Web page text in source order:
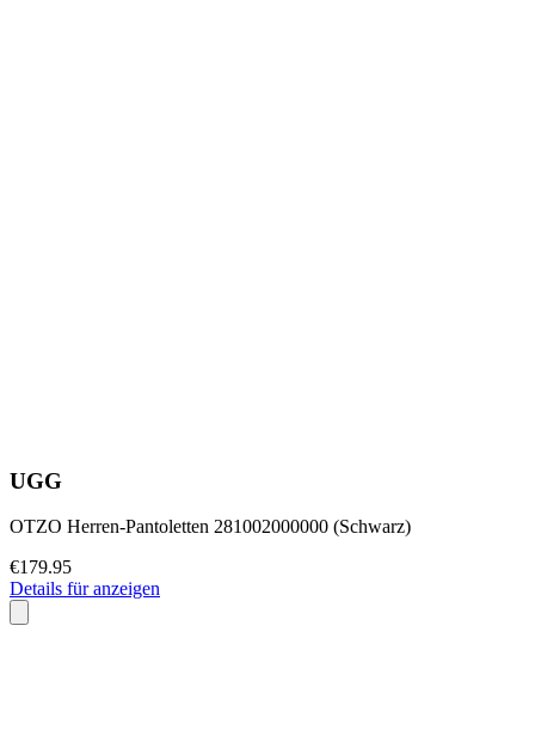
UGG
OTZO Herren-Pantoletten 281002000000 (Schwarz)
€179.95
Details für anzeigen